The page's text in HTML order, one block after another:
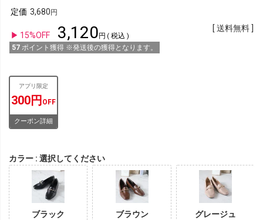
定価 3,680
15%OFF 3,120
税込
57 ポイント獲得 ※発送後の獲得となります。
送料無料
アプリ限定
300円 OFF
クーポン詳細
カラー 選択してください
ブラック ブラウン グレージュ